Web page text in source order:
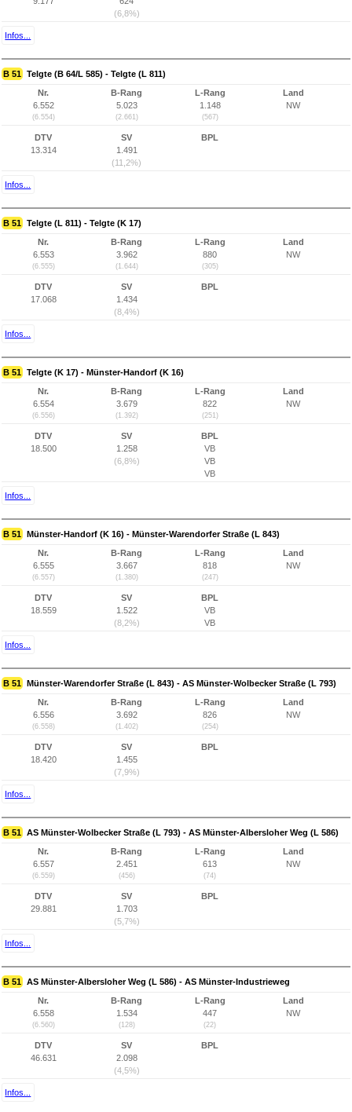
(6,8%)
Infos...
B 51 Telgte (B 64/L 585) - Telgte (L 811)
Nr.
6.552
(6.554)
B-Rang
5.023
(2.661)
L-Rang
1.148
(567)
Land
NW
DTV
13.314
SV
1.491
(11,2%)
BPL
Infos...
B 51 Telgte (L 811) - Telgte (K 17)
Nr.
6.553
(6.555)
B-Rang
3.962
(1.644)
L-Rang
880
(305)
Land
NW
DTV
17.068
SV
1.434
(8,4%)
BPL
Infos...
B 51 Telgte (K 17) - Münster-Handorf (K 16)
Nr.
6.554
(6.556)
B-Rang
3.679
(1.392)
L-Rang
822
(251)
Land
NW
DTV
18.500
SV
1.258
(6,8%)
BPL
VB
VB
VB
Infos...
B 51 Münster-Handorf (K 16) - Münster-Warendorfer Straße (L 843)
Nr.
6.555
(6.557)
B-Rang
3.667
(1.380)
L-Rang
818
(247)
Land
NW
DTV
18.559
SV
1.522
(8,2%)
BPL
VB
VB
Infos...
B 51 Münster-Warendorfer Straße (L 843) - AS Münster-Wolbecker Straße (L 793)
Nr.
6.556
(6.558)
B-Rang
3.692
(1.402)
L-Rang
826
(254)
Land
NW
DTV
18.420
SV
1.455
(7,9%)
BPL
Infos...
B 51 AS Münster-Wolbecker Straße (L 793) - AS Münster-Albersloher Weg (L 586)
Nr.
6.557
(6.559)
B-Rang
2.451
(456)
L-Rang
613
(74)
Land
NW
DTV
29.881
SV
1.703
(5,7%)
BPL
Infos...
B 51 AS Münster-Albersloher Weg (L 586) - AS Münster-Industrieweg
Nr.
6.558
(6.560)
B-Rang
1.534
(128)
L-Rang
447
(22)
Land
NW
DTV
46.631
SV
2.098
(4,5%)
BPL
Infos...